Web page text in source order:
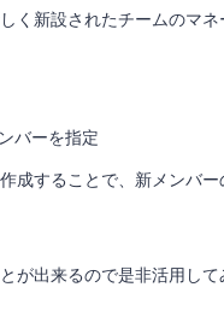
く新設されたチームのマ
バーを指定
成することで、新メンバ
が出来るので是非活用し